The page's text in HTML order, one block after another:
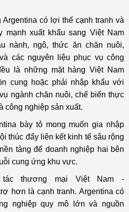
có lợi thế cạnh tranh và
mạnh xuất khẩu sang Việt Nam
nành, ngô, thức ăn chăn nuôi,
các nguyên liệu phục vụ công
là những mặt hàng Việt Nam
cung hoặc phải nhập khẩu với
ngành chăn nuôi, chế biến thực
công nghiệp sản xuất.
bày tỏ mong muốn gia nhập
thúc đẩy liên kết kinh tế sâu rộng
tảng để doanh nghiệp hai bên
cung ứng khu vực.
thương mại Việt Nam -
hơn là cạnh tranh. Argentina có
nghiệp quy mô lớn và nguồn